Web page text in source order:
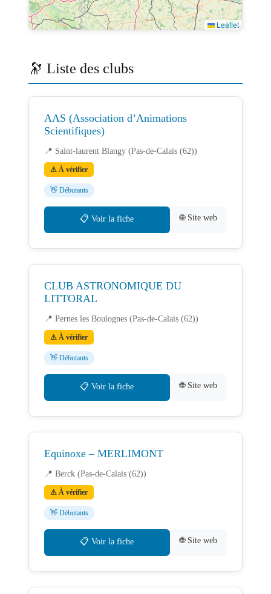
Leaflet
🔭 Liste des clubs
AAS (Association d’Animations
Scientifiques)
📍 Saint-laurent Blangy (Pas-de-Calais (62))
⚠ À vérifier
👋 Débutants
📋 Voir la fiche 🌐 Site web
CLUB ASTRONOMIQUE DU
LITTORAL
📍 Pernes les Boulognes (Pas-de-Calais (62))
⚠ À vérifier
👋 Débutants
📋 Voir la fiche 🌐 Site web
Equinoxe – MERLIMONT
📍 Berck (Pas-de-Calais (62))
⚠ À vérifier
👋 Débutants
📋 Voir la fiche 🌐 Site web